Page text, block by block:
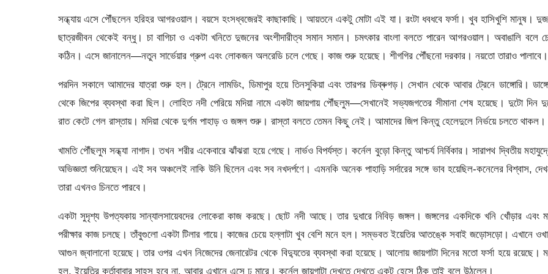
সন্ধ্যায় এসে পৌঁছলেন হরিহর আগরওয়াল। বয়সে হংসধ্বজেরই কাছাকাছি। আয়তনে একটু মোটা এই যা। রংটা ধবধবে ফর্সা। খুব হাসিখুশি মানুষ।
ছাত্রজীবন থেকেই বন্ধু। চা বাগিচা ও একটা খনিতে দুজনের অংশীদারীত্ব সমান সমান। চমৎকার বাংলা বলতে পারেন আগরওয়াল। অবাঙালি বলে
কঠিন। এসে জানালেন—নতুন সার্ভেয়ার গ্রুপ এবং লোকজন অলরেডি চলে গেছে। কাজ শুরু হয়েছে। শীগগির পৌঁছনো দরকার। নয়তো তারাও পালাবে।
পরদিন সকালে আমাদের যাত্রা শুরু হল। ট্রেনে লামডিং, ডিমাপুর হয়ে তিনসুকিয়া এবং তারপর ডিব্ৰুগড়। সেখান থেকে আবার ট্রেনে ডাঙ্গোরি।
থেকে জিপের ব্যবস্থা করা ছিল। লোহিত নদী পেরিয়ে মদিয়া নামে একটা জায়গায় পৌঁছলুম—সেখানেই সভ্যজগতের সীমানা শেষ হয়েছে। দুটো দিন
রাত কেটে গেল রাস্তায়। মদিয়া থেকে দুর্গম পাহাড় ও জঙ্গল শুরু। রাস্তা বলতে তেমন কিছু নেই। আমাদের জিপ কিন্তু হেলেদুলে নির্ভয়ে চলতে থাকল।
খামতি পৌঁছলুম সন্ধ্যা নাগাদ। তখন শরীর একেবারে ঝাঁঝরা হয়ে গেছে। নার্ভও বিপর্যস্ত। কর্নেল বুড়ো কিন্তু আশ্চর্য নির্বিকার। সারাপথ দ্বিতীয়
অভিজ্ঞতা শুনিয়েছেন। এই সব অঞ্চলেই নাকি উনি ছিলেন এবং সব নখদর্পণে। এমনকি অনেক পাহাড়ি সর্দারের সঙ্গে ভাব হয়েছিল-কনেলের বিশ্বাস,
তারা এখনও চিনতে পারবে।
একটা সুদৃশ্য উপত্যকায় সান্যালসায়েবদের লোকেরা কাজ করছে। ছোট নদী আছে। তার দুধারে নিবিড় জঙ্গল। জঙ্গলের একদিকে খনি খোঁড়ার এবং
পরীক্ষার কাজ চলছে। তাঁবুগুলো একটা টিলার গায়ে। কাজের চেয়ে হল্লাটা খুব বেশি মনে হল। সম্ভবত ইয়েতির আতঙ্কে সবাই জড়োসড়ো। এখানে
আগুন জ্বালানো হয়েছে। তার ওপর এখন নিজেদের জেনারেটর থেকে বিদ্যুতের ব্যবস্থা করা হয়েছে। আলোয় জায়গাটা দিনের মতো ফর্সা হয়ে রয়েছে।
হল, ইয়েতির কর্তাবাবার সাহস হবে না, আবার এখানে এসে ঢু মারে। কর্নেল জায়গাটা দেখতে দেখতে একটু হেসে ঠিক তাই বলে উঠলেন।